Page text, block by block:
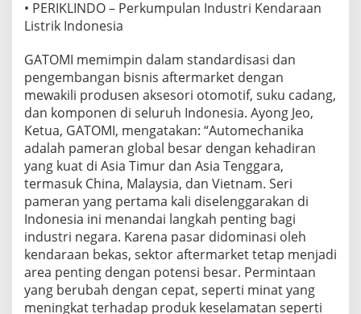
• PERIKLINDO – Perkumpulan Industri Kendaraan
Listrik Indonesia
GATOMI memimpin dalam standardisasi dan
pengembangan bisnis aftermarket dengan
mewakili produsen aksesori otomotif, suku cadang,
dan komponen di seluruh Indonesia. Ayong Jeo,
Ketua, GATOMI, mengatakan: “Automechanika
adalah pameran global besar dengan kehadiran
yang kuat di Asia Timur dan Asia Tenggara,
termasuk China, Malaysia, dan Vietnam. Seri
pameran yang pertama kali diselenggarakan di
Indonesia ini menandai langkah penting bagi
industri negara. Karena pasar didominasi oleh
kendaraan bekas, sektor aftermarket tetap menjadi
area penting dengan potensi besar. Permintaan
yang berubah dengan cepat, seperti minat yang
meningkat terhadap produk keselamatan seperti